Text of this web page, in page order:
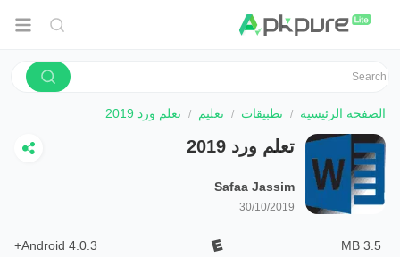
الصفحة الرئيسية تطبيقات تعليم تعلم ورد 2019
تعلم ورد 2019
Safaa Jassim
30/10/2019
3.5 MB
Android 4.0.3+